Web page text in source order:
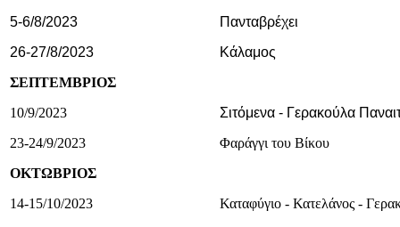
5-6/8/2023
Πανταβρέχει
26-27/8/2023
Κάλαμος
ΣΕΠΤΕΜΒΡΙΟΣ
10/9/2023
Σιτόμενα - Γερακούλα
23-24/9/2023
Φαράγγι του Βίκου
ΟΚΤΩΒΡΙΟΣ
14-15/10/2023
Καταφύγιο - Κατελάνος -